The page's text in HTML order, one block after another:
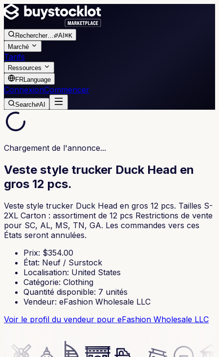
Rechercher… AI ⌘K
Marché
Tarifs
Ressources
FRLanguage
ConnexionCommencer
Search AI
Chargement de l'annonce...
Veste style trucker Duck Head en
gros 12 pcs.
Veste style trucker Duck Head en gros 12 pcs. Tailles S-
2XL Carton : assortiment de 12 pcs Restrictions de vente
pour SC, AL, MS, TN, GA. Les commandes vers ces
États seront annulées.
Prix: $354.00
État: Neuf / Surstock
Localisation: United States
Catégorie: Clothing
Quantité disponible: 7 unités
Vendeur: eFashion Wholesale LLC
Voir le profil du vendeur pour eFashion Wholesale LLC